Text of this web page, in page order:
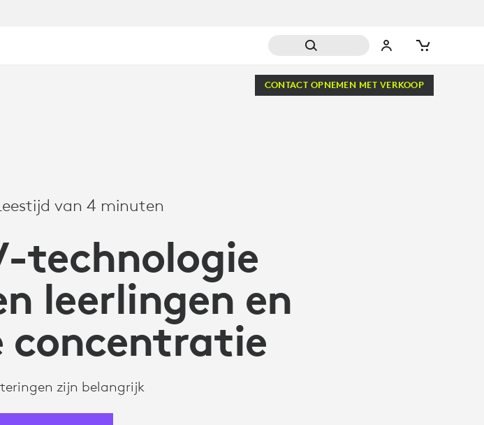
CONTACT OPNEMEN MET VERKOOP
van 4 minuten
technologie
leerlingen en
concentratie
zijn belangrijk